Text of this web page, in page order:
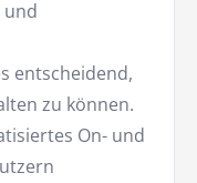
und
entscheidend,
zu können.
On- und